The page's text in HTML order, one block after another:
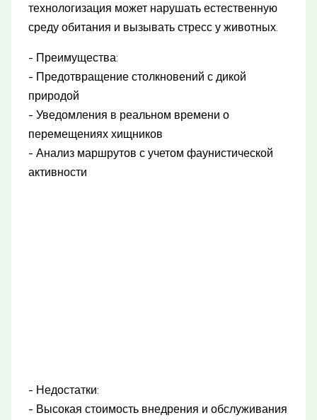
технологизация может нарушать естественную
среду обитания и вызывать стресс у животных.
- Преимущества:
- Предотвращение столкновений с дикой
природой
- Уведомления в реальном времени о
перемещениях хищников
- Анализ маршрутов с учетом фаунистической
активности
- Недостатки:
- Высокая стоимость внедрения и обслуживания